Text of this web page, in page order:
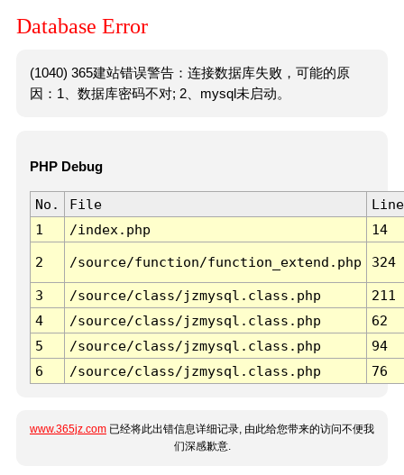
Database Error
(1040) 365建站错误警告：连接数据库失败，可能的原
因：1、数据库密码不对; 2、mysql未启动。
PHP Debug
No. File
Line
1
/index.php 14
2 /source/function/function_extend.php 324
3 /source/class/jzmysql.class.php
211
4
/source/class/jzmysql.class.php
62
5
/source/class/jzmysql.class.php
94
6
/source/class/jzmysql.class.php 76
www.365jz.com 已经将此出错信息详细记录, 由此给您带来的访问不便我
们深感歉意.